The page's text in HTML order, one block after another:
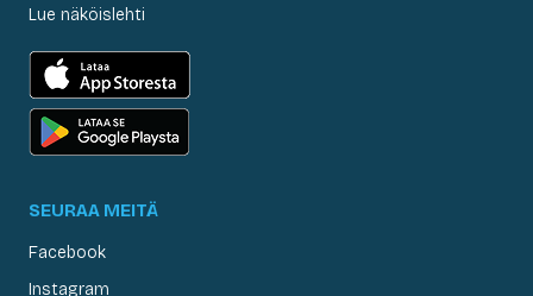
Lue näköislehti
SEURAA MEITÄ
Facebook
Instagram